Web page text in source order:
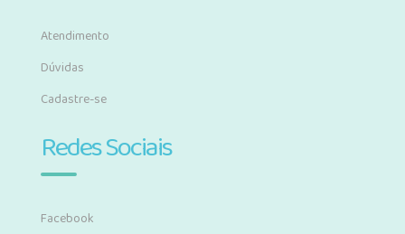
Atendimento
Dúvidas
Cadastre-se
Redes Sociais
Facebook